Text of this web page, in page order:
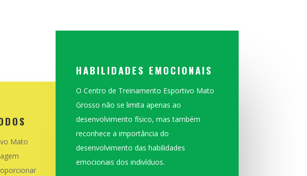
Mato
HABILIDADES EMOCIONAIS
O Centro de Treinamento Esportivo Mato
Grosso não se limita apenas ao
desenvolvimento físico, mas também
reconhece a importância do
desenvolvimento das habilidades
emocionais dos indivíduos.